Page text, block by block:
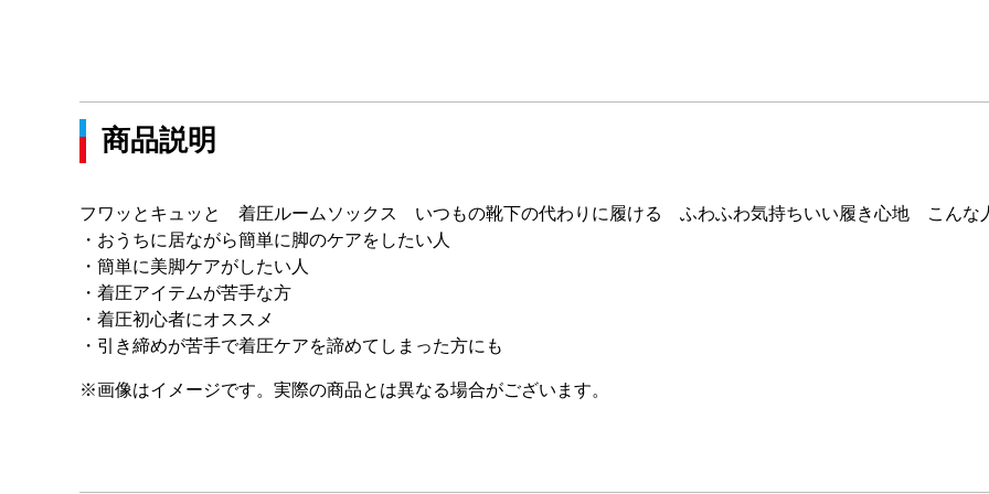
商品説明
フワッとキュッと 着圧ルームソックス いつもの靴下の代わりに履ける ふわふわ気持ちいい履き心地 こんな
・おうちに居ながら簡単に脚のケアをしたい人
・簡単に美脚ケアがしたい人
・着圧アイテムが苦手な方
・着圧初心者にオススメ
・引き締めが苦手で着圧ケアを諦めてしまった方にも
※画像はイメージです。実際の商品とは異なる場合がございます。